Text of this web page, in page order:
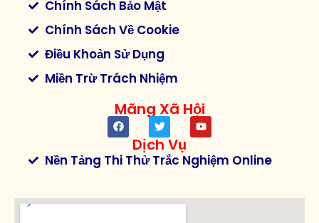
Chính Sách Bảo Mật
Chính Sách Về Cookie
Điều Khoản Sử Dụng
Miền Trừ Trách Nhiệm
Mãng Xã Hội
Dịch Vụ
Nền Tảng Thi Thử Trắc Nghiệm Online